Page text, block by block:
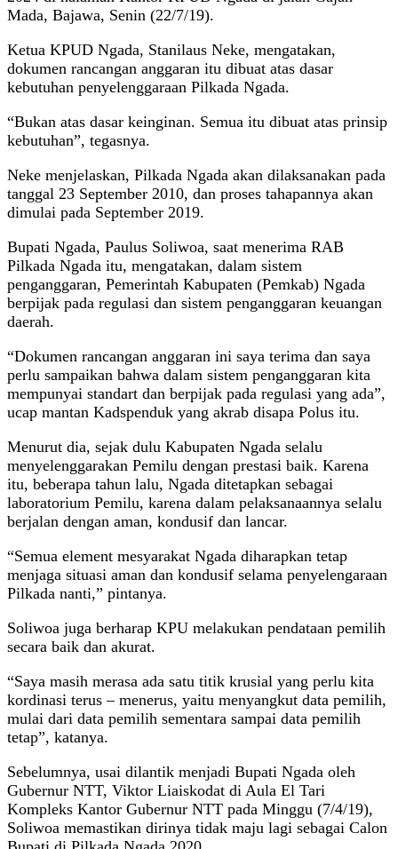
Mada, Bajawa, Senin (22/7/19).
Ketua KPUD Ngada, Stanilaus Neke, mengatakan,
dokumen rancangan anggaran itu dibuat atas dasar
kebutuhan penyelenggaraan Pilkada Ngada.
“Bukan atas dasar keinginan. Semua itu dibuat atas prinsip
kebutuhan”, tegasnya.
Neke menjelaskan, Pilkada Ngada akan dilaksanakan pada
tanggal 23 September 2010, dan proses tahapannya akan
dimulai pada September 2019.
Bupati Ngada, Paulus Soliwoa, saat menerima RAB
Pilkada Ngada itu, mengatakan, dalam sistem
penganggaran, Pemerintah Kabupaten (Pemkab) Ngada
berpijak pada regulasi dan sistem penganggaran keuangan
daerah.
“Dokumen rancangan anggaran ini saya terima dan saya
perlu sampaikan bahwa dalam sistem penganggaran kita
mempunyai standart dan berpijak pada regulasi yang ada”,
ucap mantan Kadspenduk yang akrab disapa Polus itu.
Menurut dia, sejak dulu Kabupaten Ngada selalu
menyelenggarakan Pemilu dengan prestasi baik. Karena
itu, beberapa tahun lalu, Ngada ditetapkan sebagai
laboratorium Pemilu, karena dalam pelaksanaannya selalu
berjalan dengan aman, kondusif dan lancar.
“Semua element mesyarakat Ngada diharapkan tetap
menjaga situasi aman dan kondusif selama penyelengaraan
Pilkada nanti,” pintanya.
Soliwoa juga berharap KPU melakukan pendataan pemilih
secara baik dan akurat.
“Saya masih merasa ada satu titik krusial yang perlu kita
kordinasi terus – menerus, yaitu menyangkut data pemilih,
mulai dari data pemilih sementara sampai data pemilih
tetap”, katanya.
Sebelumnya, usai dilantik menjadi Bupati Ngada oleh
Gubernur NTT, Viktor Liaiskodat di Aula El Tari
Kompleks Kantor Gubernur NTT pada Minggu (7/4/19),
Soliwoa memastikan dirinya tidak maju lagi sebagai Calon